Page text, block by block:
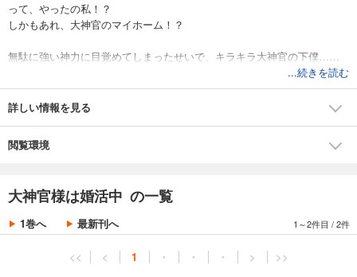
って、やったの私！？
しかもあれ、大神官のマイホーム！？
無駄に強い神力に目覚めてしまったせいで、キラキラ大神官の下僕……
ワガママ……じゃない、お目の高い大神官様の為に、嫁候補を探して異
世界を東奔西走する私の物語。
ネット発大人気作品、大ボリューム書き下ろし！
...続きを読む
詳しい情報を見る
閲覧環境
大神官様は婚活中 の一覧
1巻へ 最新刊へ 1～2件目 /2件
<< < 1 ・ ・ ・ > >>